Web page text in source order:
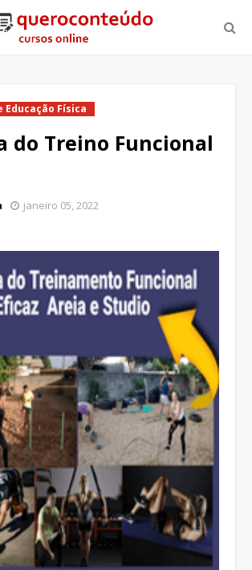
Educação Física
do Treino Funcional
janeiro 05, 2022